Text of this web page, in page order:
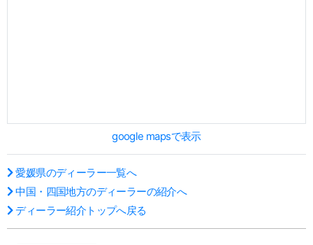
google mapsで表示
愛媛県のディーラー一覧へ
中国・四国地方のディーラーの紹介へ
ディーラー紹介トップへ戻る